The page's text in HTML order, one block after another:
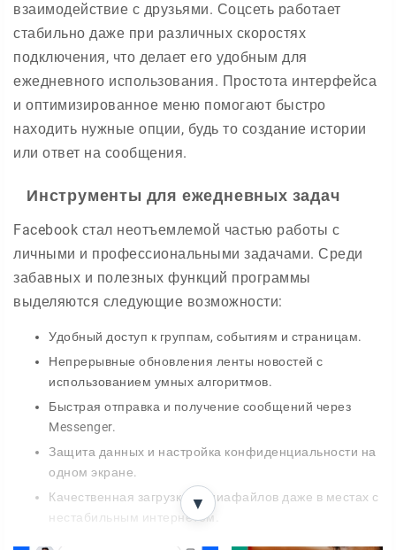
взаимодействие с друзьями. Соцсеть работает
стабильно даже при различных скоростях
подключения, что делает его удобным для
ежедневного использования. Простота интерфейса
и оптимизированное меню помогают быстро
находить нужные опции, будь то создание истории
или ответ на сообщения.
Инструменты для ежедневных задач
Facebook стал неотъемлемой частью работы с
личными и профессиональными задачами. Среди
забавных и полезных функций программы
выделяются следующие возможности:
Удобный доступ к группам, событиям и страницам.
Непрерывные обновления ленты новостей с
использованием умных алгоритмов.
Быстрая отправка и получение сообщений через
Messenger.
Защита данных и настройка конфиденциальности на
одном экране.
Качественная загрузка медиафайлов даже в местах с
нестабильным интернетом.
▼